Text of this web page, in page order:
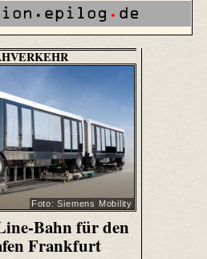
Foto: Siemens Mobility
Bahn für den
Frankfurt